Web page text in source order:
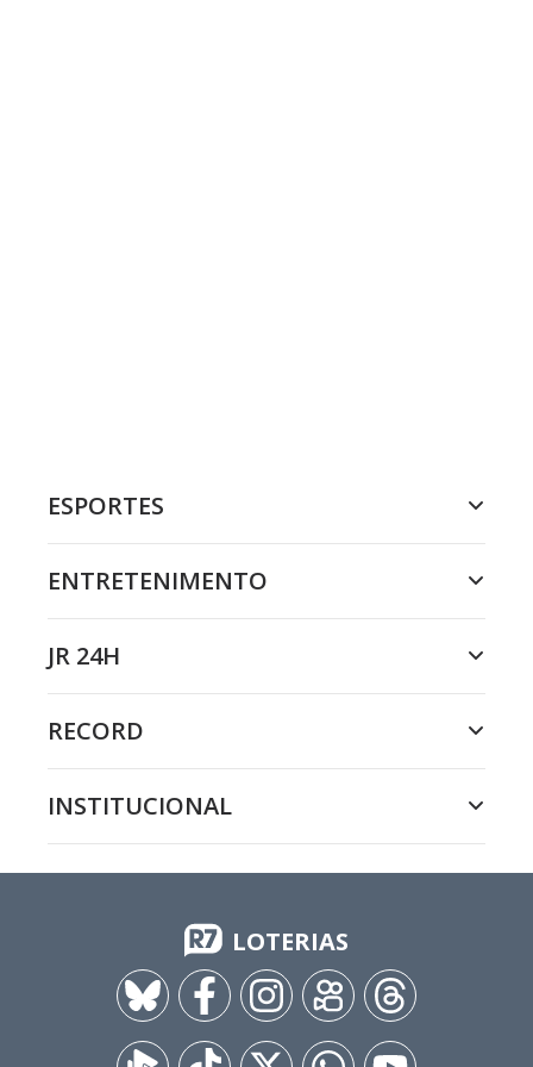
ESPORTES
ENTRETENIMENTO
JR 24H
RECORD
INSTITUCIONAL
LOTERIAS